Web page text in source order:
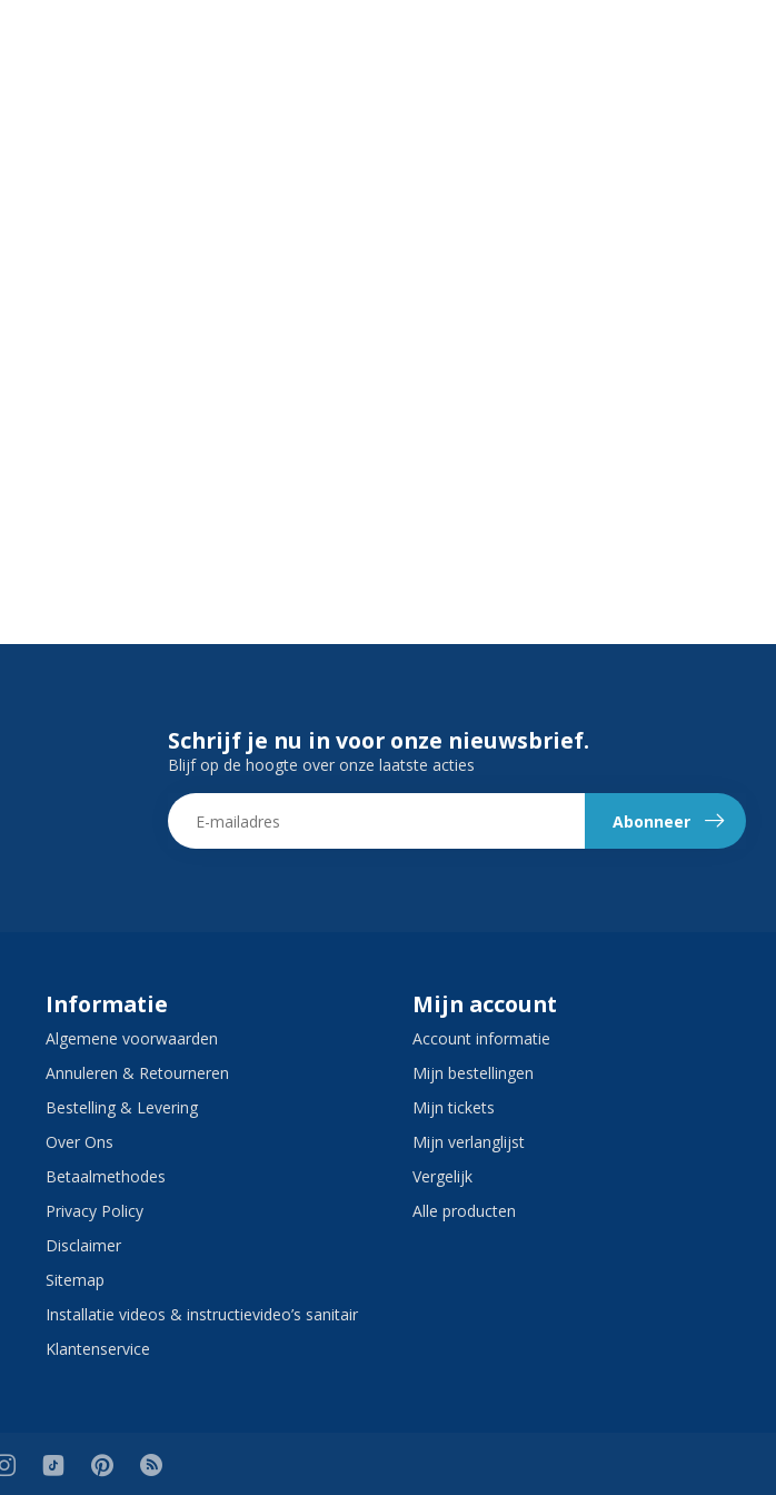
Schrijf je nu in voor onze nieuwsbrief.
Blijf op de hoogte over onze laatste acties
Abonneer
Informatie
Algemene voorwaarden
Annuleren & Retourneren
Bestelling & Levering
Over Ons
Betaalmethodes
Privacy Policy
Disclaimer
Sitemap
Installatie videos & instructievideo’s sanitair
Klantenservice
Mijn account
Account informatie
Mijn bestellingen
Mijn tickets
Mijn verlanglijst
Vergelijk
Alle producten